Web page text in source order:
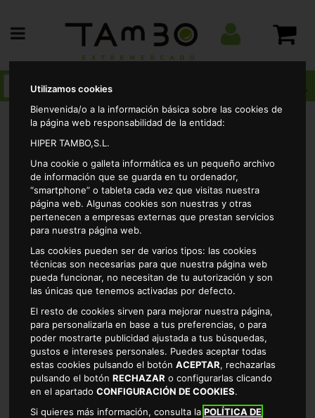
Utilizamos cookies
Bienvenida/o a la información básica sobre las cookies de
la página web responsabilidad de la entidad:
HIPER TAMBO,S.L.
Una cookie o galleta informática es un pequeño archivo
de información que se guarda en tu ordenador,
“smartphone” o tableta cada vez que visitas nuestra
página web. Algunas cookies son nuestras y otras
pertenecen a empresas externas que prestan servicios
para nuestra página web.
Las cookies pueden ser de varios tipos: las cookies
técnicas son necesarias para que nuestra página web
pueda funcionar, no necesitan de tu autorización y son
las únicas que tenemos activadas por defecto.
El resto de cookies sirven para mejorar nuestra página,
para personalizarla en base a tus preferencias, o para
poder mostrarte publicidad ajustada a tus búsquedas,
gustos e intereses personales. Puedes aceptar todas
estas cookies pulsando el botónACEPTAR, rechazarlas
pulsando el botónRECHAZAR o configurarlas clicando
en el apartadoCONFIGURACIÓN DE COOKIES.
Si quieres más información, consulta laPOLÍTICA DE
Perfumeria
dent frescor 0% c.l 500 ml